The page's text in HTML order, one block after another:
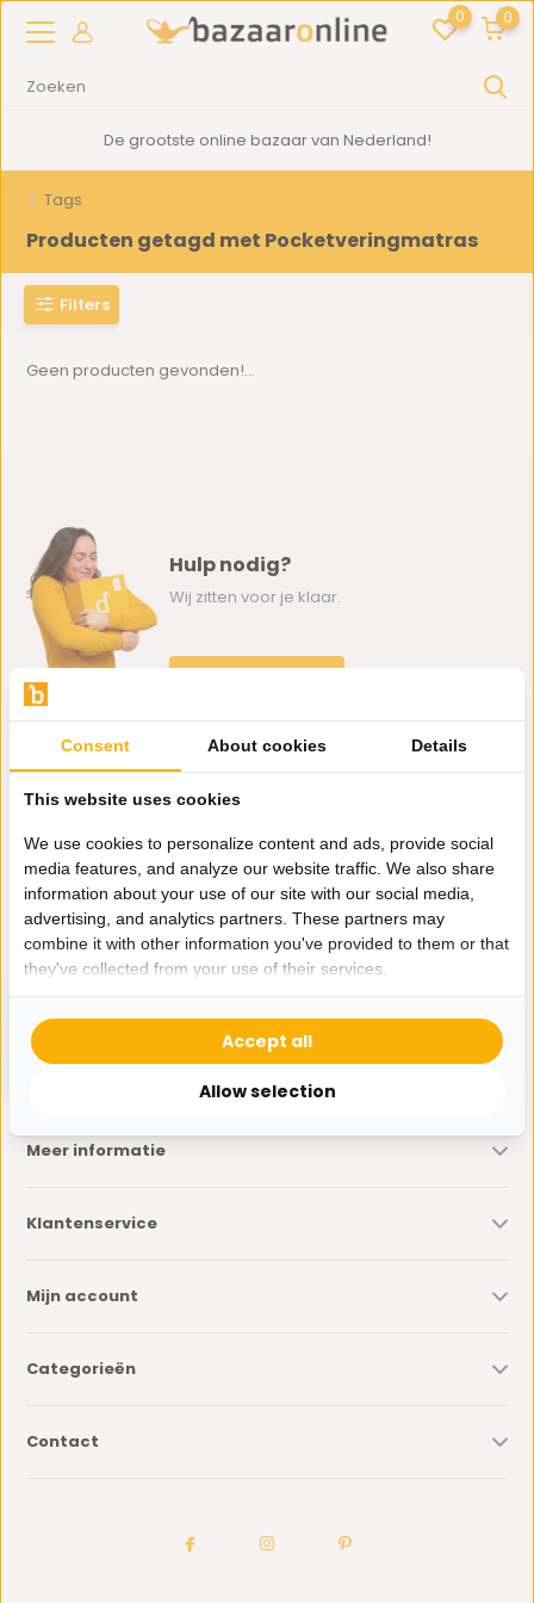
0 0
De grootste online bazaar van Nederland!
Tags
Producten getagd met Pocketveringmatras
Filters
Geen producten gevonden!...
Hulp nodig?
Wij zitten voor je klaar.
klantenservice@bazaaronline.nl
Ontvang de nieuwste aanbiedingen en promoties. We zullen
je niet spammen, beloofd.
* Lees hier de wettelijke beperkingen
Meer informatie
Klantenservice
Mijn account
Categorieën
Contact
Consent About cookies Details
This website uses cookies
We use cookies to personalize content and ads, provide social
media features, and analyze our website traffic. We also share
information about your use of our site with our social media,
advertising, and analytics partners. These partners may
combine it with other information you've provided to them or that
they've collected from your use of their services.
Allow selection
Accept all